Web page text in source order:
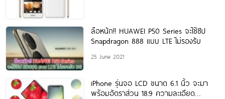
ลือหนัก!! HUAWEI P50 Series จะใช้ชิป
Snapdragon 888 แบบ LTE ไม่รองรับ
25 June 2021
iPhone รุ่นจอ LCD ขนาด 6.1 นิ้ว จะมา
พร้อมอัตราส่วน 18:9 ความละเอียด